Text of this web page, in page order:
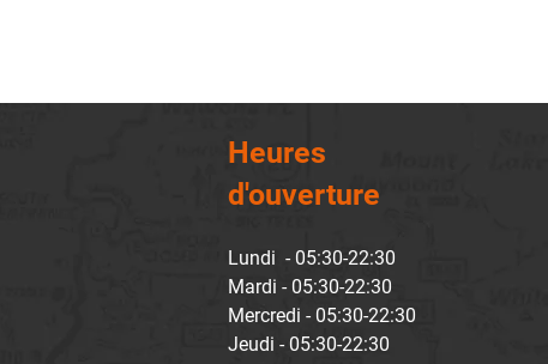
Heures
d'ouverture
Lundi - 05:30-22:30
Mardi - 05:30-22:30
Mercredi - 05:30-22:30
Jeudi - 05:30-22:30